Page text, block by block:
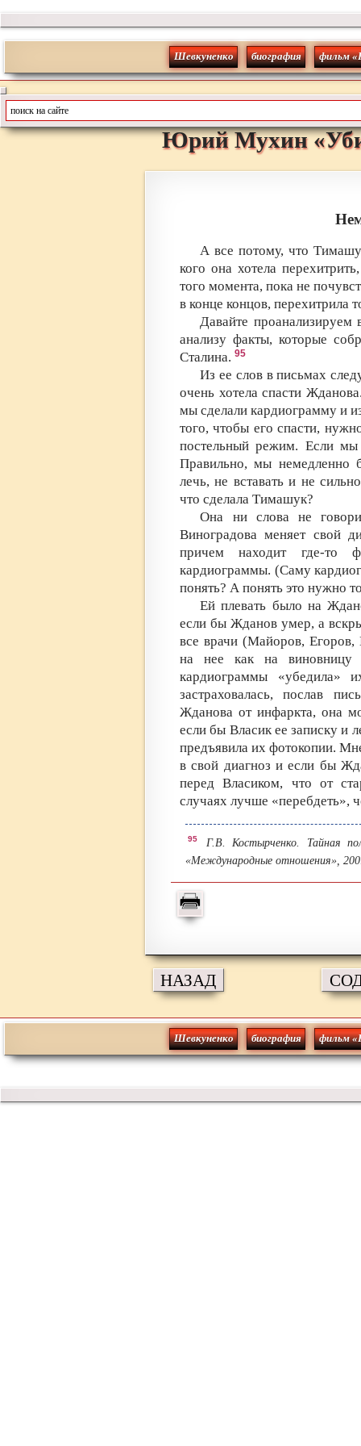
Шевкуненко биография фильм
Юрий Мухин«
А все потому, что
кого она хотела
того момента, пока не
в конце концов, перехитрила
Давайте проанализируем
анализу факты, которые
Сталина. 95
Из ее слов в письмах
очень хотела спасти
мы сделали кардиограмму и
того, чтобы его спасти,
постельный режим. Если
Правильно, мы немедленно
лечь, не вставать и не
что сделала Тимашук?
Она ни слова не
Виноградова меняет свой
причем находит где-то
кардиограммы. (Саму
понять? А понять это нужно
Ей плевать было на
если бы Жданов умер, а
все врачи (Майоров,
на нее как на виновницу
кардиограммы «убедила»
застраховалась, послав
Жданова от инфаркта, она
если бы Власик ее записку и
предъявила их фотокопии.
в свой диагноз и если бы
перед Власиком, что от
случаях лучше «перебдеть»,
95
Г.В. Костырченко. Тайная
«Международные отношения»,
НАЗАД
Шевкуненко биография фильм